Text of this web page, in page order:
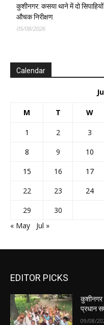
कुशीनगर: कसया थाने में दो
औचक निरीक्षण
05/08/2026
Calendar
M T W
1 2 3
8
9 10
15
16 17
22
23 24
29
30
« May
Jul »
EDITOR PICKS
कुशीनगर
प्रधान
09/08/